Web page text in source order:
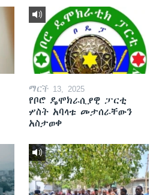
ማርች 13, 2025
የቦሮ ዴሞክራሲያዊ ፓርቲ
ሦስት አባላቱ መታሰራቸውን
አስታወቀ